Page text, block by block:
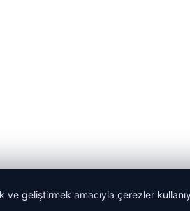
ve geliştirmek amacıyla çerezler